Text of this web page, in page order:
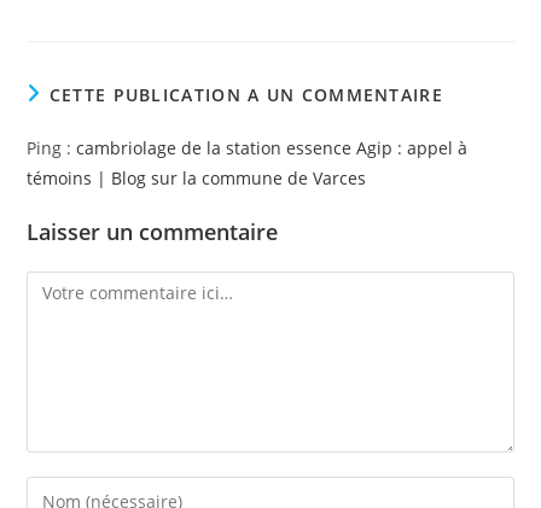
CETTE PUBLICATION A UN COMMENTAIRE
Ping :cambriolage de la station essence Agip : appel à
témoins | Blog sur la commune de Varces
Laisser un commentaire
Comment
Enter